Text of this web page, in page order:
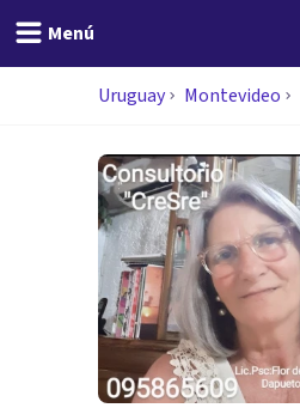
Menú
Uruguay Montevideo